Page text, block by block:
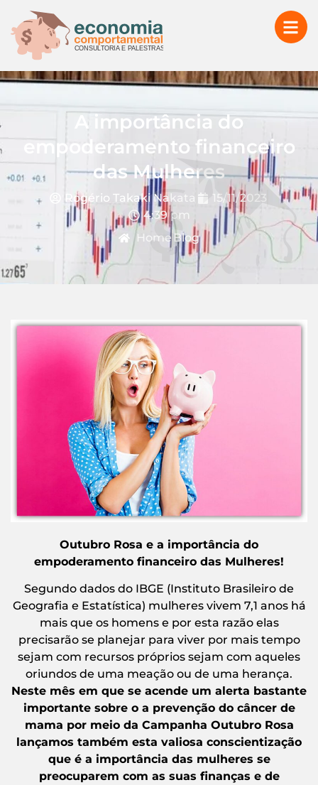
A importância do
empoderamento financeiro
das Mulheres
Rogério Takaki Nakata
15/11/2023
4:39 pm
Home Blog
Outubro Rosa e a importância do
empoderamento financeiro das Mulheres!
Segundo dados do IBGE (Instituto Brasileiro de
Geografia e Estatística) mulheres vivem 7,1 anos há
mais que os homens e por esta razão elas
precisarão se planejar para viver por mais tempo
sejam com recursos próprios sejam com aqueles
oriundos de uma meação ou de uma herança.
Neste mês em que se acende um alerta bastante
importante sobre o a prevenção do câncer de
mama por meio da Campanha Outubro Rosa
lançamos também esta valiosa conscientização
que é a importância das mulheres se
preocuparem com as suas finanças e de